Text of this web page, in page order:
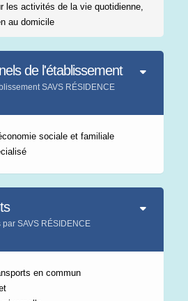
les activités de la vie quotidienne,
au domicile
de l'établissement
SAVS RÉSIDENCE
sociale et familiale
SAVS RÉSIDENCE
en commun